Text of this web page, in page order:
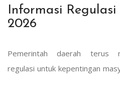
Informasi
2026
Pemerintah daerah terus
regulasi untuk kepentingan